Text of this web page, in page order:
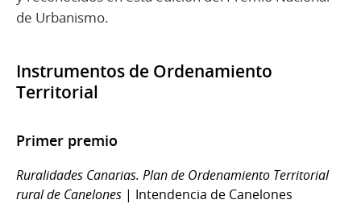
de Urbanismo.
Instrumentos de Ordenamiento
Territorial
Primer premio
Ruralidades Canarias. Plan de Ordenamiento Territorial
rural de Canelones | Intendencia de Canelones